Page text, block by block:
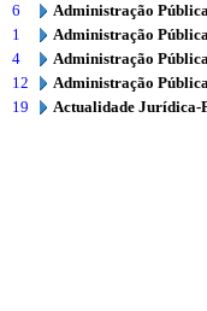
6
Administração
1
Administração
4
Administração
12
Administração
19
Actualidade Jurídica-